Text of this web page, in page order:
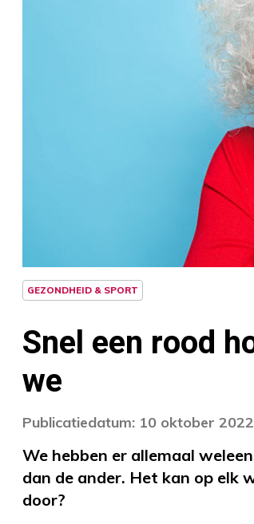
GEZONDHEID & SPORT
Snel een rood
we
Publicatiedatum: 10 oktober 2022
We hebben er allemaal
dan de ander. Het kan op elk
door?